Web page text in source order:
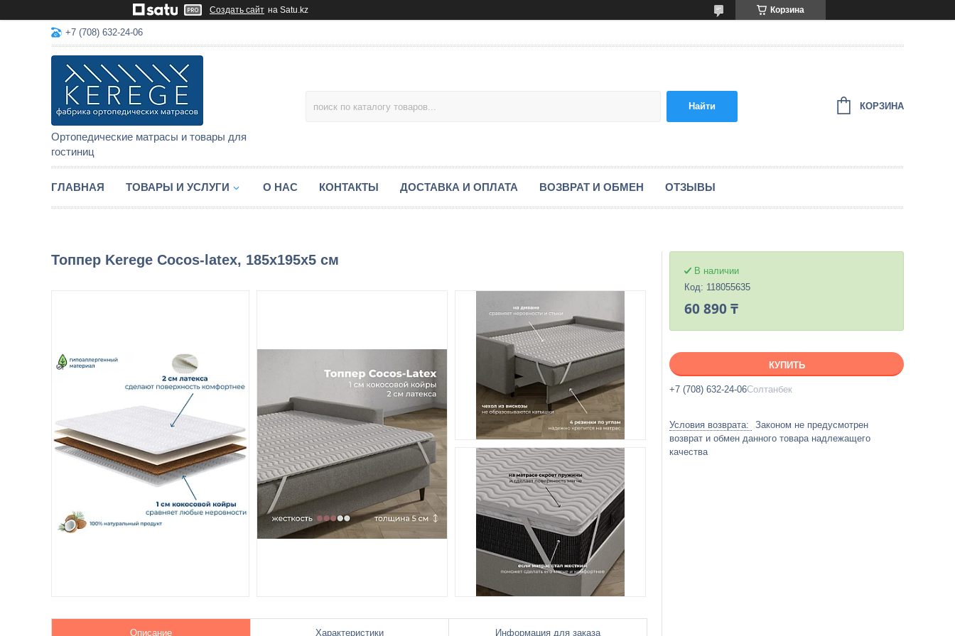
Создать сайт на Satu.kz Корзина
+7 (708) 632-24-06
Ортопедические матрасы и товары для
гостиниц
Найти КОРЗИНА
ГЛАВНАЯ ТОВАРЫ И УСЛУГИ О НАС КОНТАКТЫ ДОСТАВКА И ОПЛАТА ВОЗВРАТ И ОБМЕН ОТЗЫВЫ
Топпер Kerege Cocos-latex, 185x195x5 см
Описание Характеристики Информация для заказа
В наличии
Код: 118055635
60 890 ₸
КУПИТЬ
+7 (708) 632-24-06Солтанбек
Законом не предусмотрен
возврат и обмен данного товара надлежащего
качества